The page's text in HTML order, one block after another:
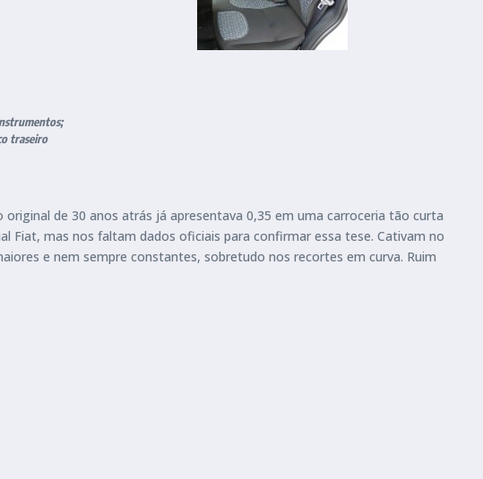
traseiro
de 30 anos atrás já apresentava 0,35 em uma carroceria tão curta
Fiat, mas nos faltam dados oficiais para confirmar essa tese. Cativam no
e nem sempre constantes, sobretudo nos recortes em curva. Ruim